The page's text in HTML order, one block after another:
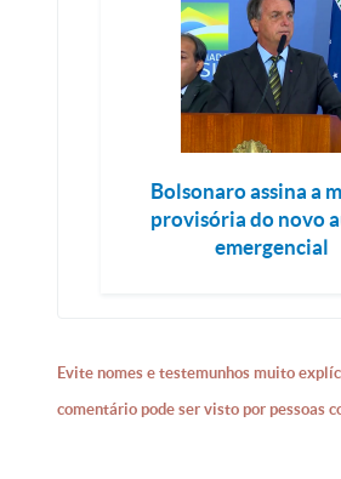
Bolsonaro assina a
provisória do novo
emergencial
Evite nomes e testemunhos muito
comentário pode ser visto por pessoas